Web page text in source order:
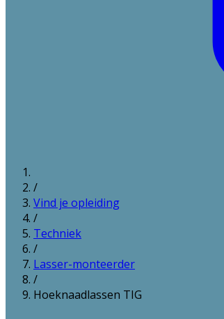
/
Vind je opleiding
/
Techniek
/
Lasser-monteerder
/
Hoeknaadlassen TIG